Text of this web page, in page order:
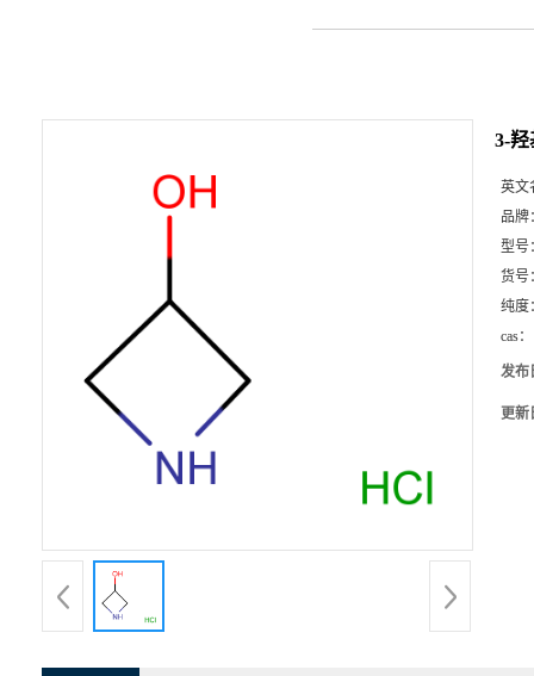
3-
英文
品牌
型号
货号
纯度
cas：
发布
更新